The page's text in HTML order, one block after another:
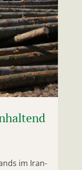
im Iran-